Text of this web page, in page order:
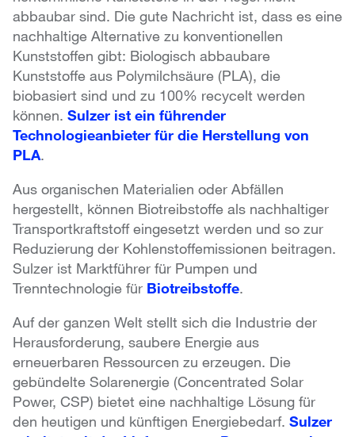
abbaubar sind. Die gute Nachricht ist, dass es eine
nachhaltige Alternative zu konventionellen
Kunststoffen gibt: Biologisch abbaubare
Kunststoffe aus Polymilchsäure (PLA), die
biobasiert sind und zu 100% recycelt werden
können. Sulzer ist ein führender
Technologieanbieter für die Herstellung von
PLA.
Aus organischen Materialien oder Abfällen
hergestellt, können Biotreibstoffe als nachhaltiger
Transportkraftstoff eingesetzt werden und so zur
Reduzierung der Kohlenstoffemissionen beitragen.
Sulzer ist Marktführer für Pumpen und
Trenntechnologie für Biotreibstoffe.
Auf der ganzen Welt stellt sich die Industrie der
Herausforderung, saubere Energie aus
erneuerbaren Ressourcen zu erzeugen. Die
gebündelte Solarenergie (Concentrated Solar
Power, CSP) bietet eine nachhaltige Lösung für
den heutigen und künftigen Energiebedarf. Sulzer